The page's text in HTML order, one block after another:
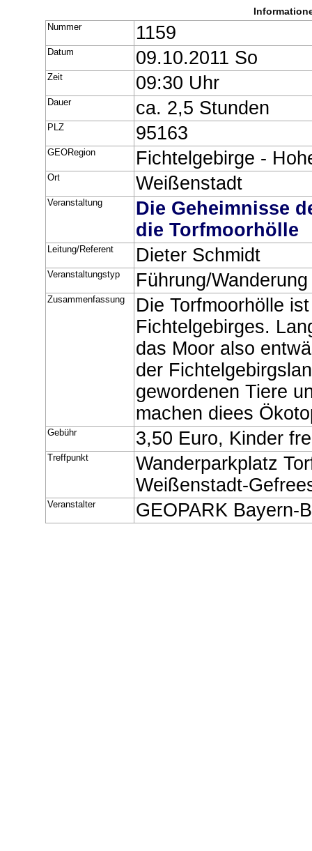
Nummer 1159
Datum 09.10.2011 So
Zeit 09:30 Uhr
Dauer ca. 2,5 Stunden
PLZ 95163
GEORegion Fichtelgebirge -
Ort Weißenstadt
Veranstaltung
Die Geheimnisse
die Torfmoorhölle
Leitung/Referent Dieter Schmidt
Veranstaltungstyp Führung/Wanderung
Zusammenfassung
Die Torfmoorhölle
Fichtelgebirges.
das Moor also
der
gewordenen Tiere
machen diees
Gebühr 3,50 Euro, Kinder
Treffpunkt
Wanderparkplatz
Weißenstadt-
Veranstalter GEOPARK Bayern-